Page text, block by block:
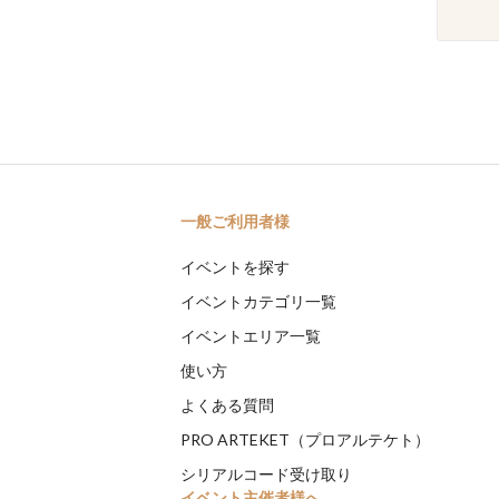
一般ご利用者様
イベントを探す
イベントカテゴリ一覧
イベントエリア一覧
使い方
よくある質問
PRO ARTEKET（プロアルテケト）
シリアルコード受け取り